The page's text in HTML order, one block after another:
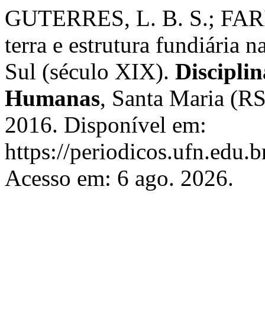
GUTERRES, L. B. S.;
terra e estrutura fundiária
Sul (século XIX).
Humanas, Santa Maria
2016. Disponível em:
https://
Acesso em: 6 ago. 2026.